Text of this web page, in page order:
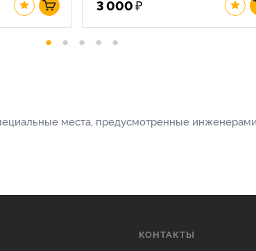
3 000₽
места, предусмотренные
КОНТАКТЫ